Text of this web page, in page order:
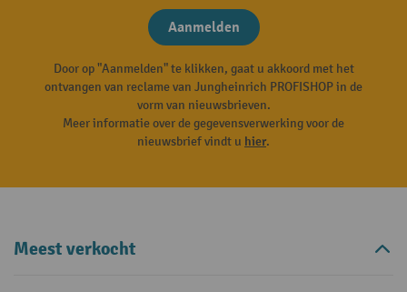
Aanmelden
Door op "Aanmelden" te klikken, gaat u akkoord met het
ontvangen van reclame van Jungheinrich PROFISHOP in de
vorm van nieuwsbrieven.
Meer informatie over de gegevensverwerking voor de
nieuwsbrief vindt u hier.
Meest verkocht